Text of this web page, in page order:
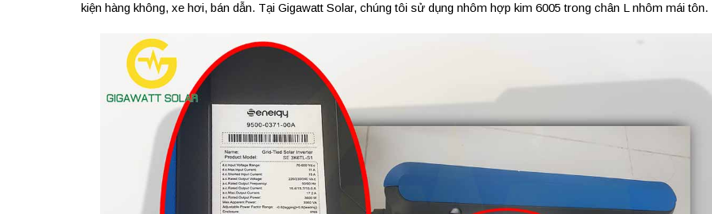
kiện hàng không, xe hơi, bán dẫn. Tại Gigawatt Solar, chúng tôi sử dụng nhôm hợp kim 6005 trong chân L nhôm mái tôn.